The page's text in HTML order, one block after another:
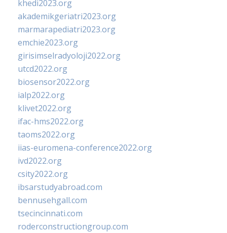
khedi2023.org
akademikgeriatri2023.org
marmarapediatri2023.org
emchie2023.org
girisimselradyoloji2022.org
utcd2022.org
biosensor2022.org
ialp2022.org
klivet2022.org
ifac-hms2022.org
taoms2022.org
iias-euromena-conference2022.org
ivd2022.org
csity2022.org
ibsarstudyabroad.com
bennusehgall.com
tsecincinnati.com
roderconstructiongroup.com